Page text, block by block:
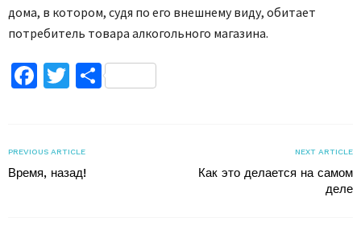
дома, в котором, судя по его внешнему виду, обитает
потребитель товара алкогольного магазина.
Facebook
TwitterПоділитися
PREVIOUS ARTICLE
Время, назад!
NEXT ARTICLE
Как это делается на самом
деле